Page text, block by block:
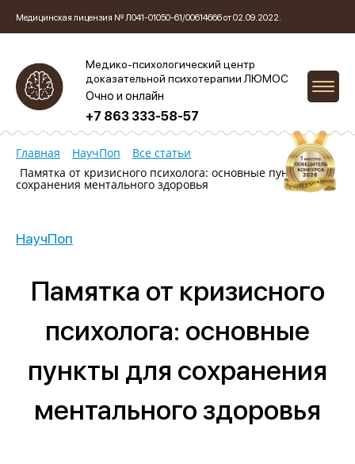
Медицинская лицензия № Л041-01050-61/00614666 от 02.09.2022.
Медико-психологический центр
доказательной психотерапии ЛЮМОС
Очно и онлайн
+7 863 333-58-57
Главная НаучПоп
Все статьи
Памятка от кризисного психолога: основные пункты для
сохранения ментального здоровья
НаучПоп
Памятка от кризисного
психолога: основные
пункты для сохранения
ментального здоровья